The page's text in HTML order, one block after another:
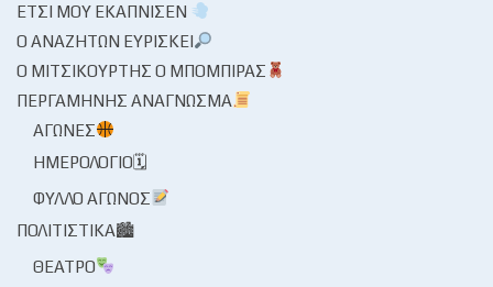
ΈΤΣΙ ΜΟΥ ΕΚΆΠΝΙΣΕΝ
Ο ΑΝΑΖΗΤΏΝ ΕΥΡΊΣΚΕΙ
Ο ΜΙΤΣΙΚΟΥΡΤΉΣ Ο ΜΠΌΜΠΙΡΑΣ
ΠΕΡΓΑΜΗΝΉΣ ΑΝΆΓΝΩΣΜΑ
ΑΓΏΝΕΣ
ΗΜΕΡΟΛΌΓΙΟ🗓
ΦΎΛΛΟ ΑΓΏΝΟΣ
ΠΟΛΙΤΙΣΤΙΚΆ🏙
ΘΈΑΤΡΟ